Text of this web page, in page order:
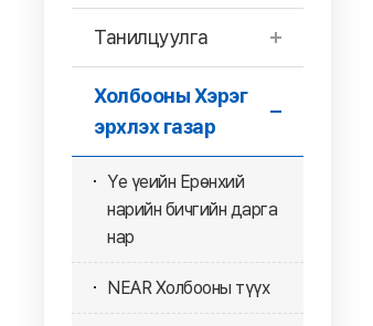
Танилцуулга
Холбооны Хэрэг
эрхлэх газар
Үе үеийн Ерөнхий
нарийн бичгийн дарга
нар
NEAR Холбооны түүх